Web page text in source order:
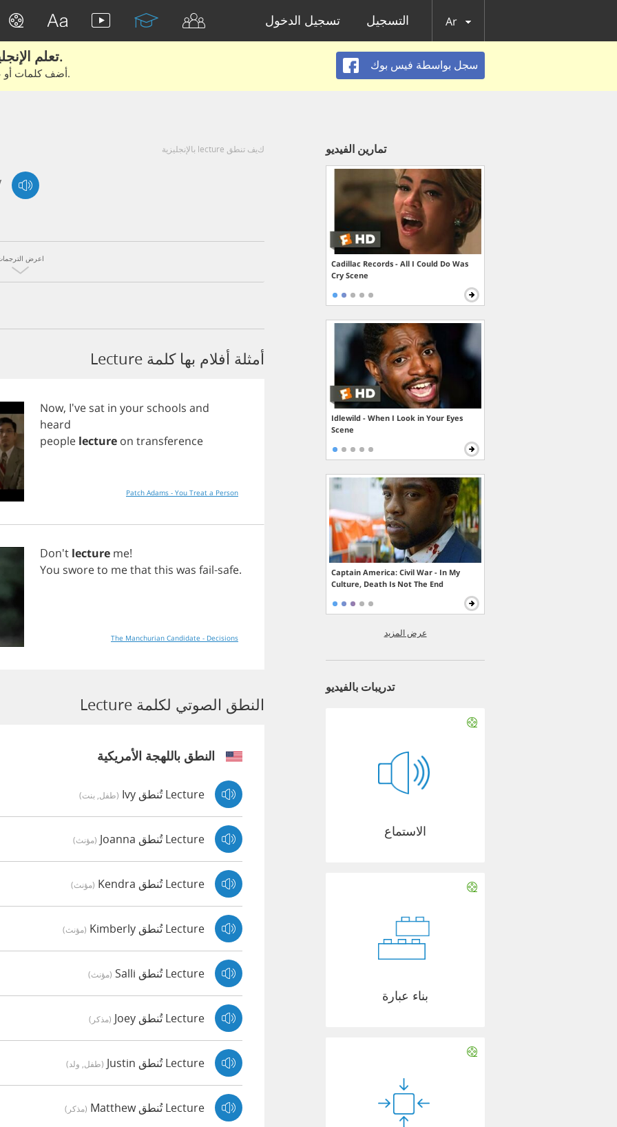
تسجيل الدخول التسجيل Ar
تعلم الإنجليزية الحقيقية من الأفلام والكتب.
أضف كلمات أو عبارات للتعلم والتدريب مع متعلمين آخرين.
سجل بواسطة فيس بوك
كيف تنطق lecture بالإنجليزية
اعرض
أمثلة أفلام بها كلمة Lecture
Now, I've sat in your schools and
heard
people lecture on transference
Patch Adams - You Treat a Person
Don't lecture me!
You sworeto methatthis was fail-safe.
The Manchurian Candidate - Decisions
النطق الصوتي لكلمة Lecture
النطق باللهجة الأمريكية
Lecture تُنطق Ivy (طفل, بنت)
Lecture تُنطق Joanna (مؤنث)
Lecture تُنطق Kendra (مؤنث)
Lecture تُنطق Kimberly (مؤنث)
Lecture تُنطق Salli (مؤنث)
Lecture تُنطق Joey (مذكر)
Lecture تُنطق Justin (طفل, ولد)
Lecture تُنطق Matthew (مذكر)
تمارين الفيديو
Cadillac Records - All I Could Do Was
Cry Scene
Idlewild - When I Look in Your Eyes
Scene
Captain America: Civil War - In My
Culture, Death Is Not The End
عرض المزيد
تدريبات بالفيديو
الاستماع
بناء عبارة